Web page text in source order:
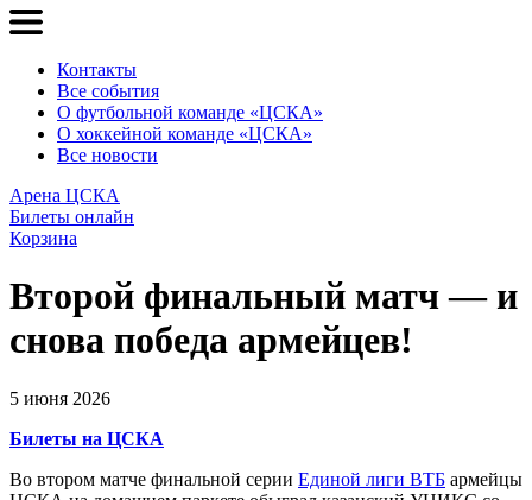
Контакты
Все события
О футбольной команде «ЦСКА»
О хоккейной команде «ЦСКА»
Все новости
Арена ЦСКА
Билеты онлайн
Корзина
Второй финальный матч — и
снова победа армейцев!
5 июня 2026
Билеты на ЦСКА
Во втором матче финальной серии Единой лиги ВТБ армейцы